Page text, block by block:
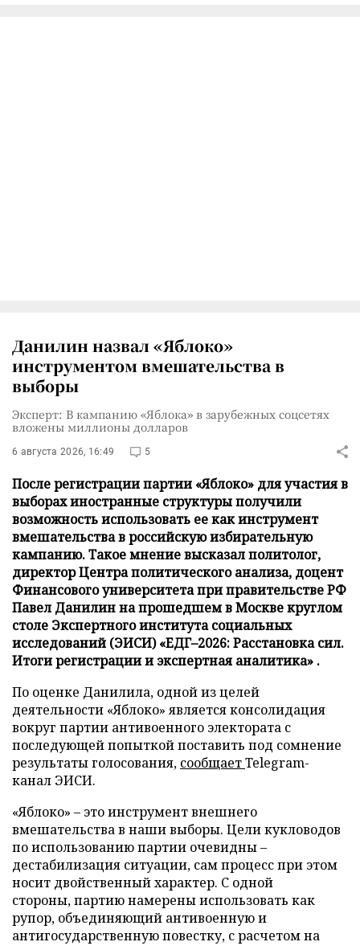
Данилин назвал «Яблоко»
инструментом вмешательства в
выборы
Эксперт: В кампанию «Яблока» в зарубежных соцсетях
вложены миллионы долларов
6 августа 2026, 16:49 5
После регистрации партии «Яблоко» для участия в
выборах иностранные структуры получили
возможность использовать ее как инструмент
вмешательства в российскую избирательную
кампанию. Такое мнение высказал политолог,
директор Центра политического анализа, доцент
Финансового университета при правительстве РФ
Павел Данилин на прошедшем в Москве круглом
столе Экспертного института социальных
исследований (ЭИСИ) «ЕДГ–2026: Расстановка сил.
Итоги регистрации и экспертная аналитика» .
По оценке Данилила, одной из целей
деятельности «Яблоко» является консолидация
вокруг партии антивоенного электората с
последующей попыткой поставить под сомнение
результаты голосования, сообщаетTelegram-
канал ЭИСИ.
«Яблоко» – это инструмент внешнего
вмешательства в наши выборы. Цели кукловодов
по использованию партии очевидны –
дестабилизация ситуации, сам процесс при этом
носит двойственный характер. С одной
стороны, партию намерены использовать как
рупор, объединяющий антивоенную и
антигосударственную повестку, с расчетом на